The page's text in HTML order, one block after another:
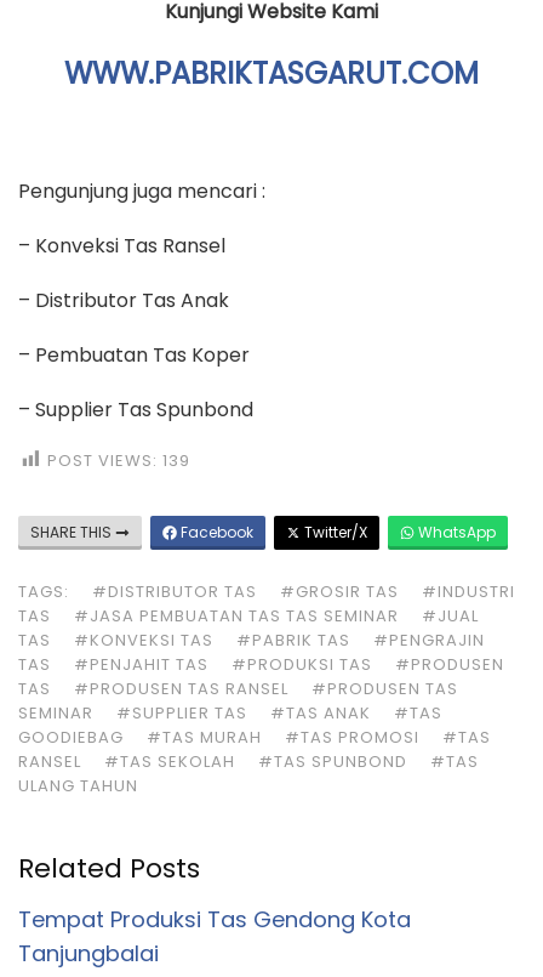
Kunjungi Website Kami
WWW.PABRIKTASGARUT.COM
Pengunjung juga mencari :
– Konveksi Tas Ransel
– Distributor Tas Anak
– Pembuatan Tas Koper
– Supplier Tas Spunbond
POST VIEWS: 139
SHARE THIS Facebook Twitter/X WhatsApp
TAGS: #DISTRIBUTOR TAS #GROSIR TAS
#INDUSTRI
TAS
#JASA PEMBUATAN TAS TAS SEMINAR
#JUAL
TAS
#KONVEKSI TAS #PABRIK TAS
#PENGRAJIN
TAS
#PENJAHIT TAS #PRODUKSI TAS
#PRODUSEN
TAS
#PRODUSEN TAS RANSEL
#PRODUSEN TAS
SEMINAR
#SUPPLIER TAS #TAS ANAK
#TAS
GOODIEBAG
#TAS MURAH #TAS PROMOSI
#TAS
RANSEL
#TAS SEKOLAH #TAS SPUNBOND
#TAS
ULANG TAHUN
Related Posts
Tempat Produksi Tas Gendong Kota
Tanjungbalai